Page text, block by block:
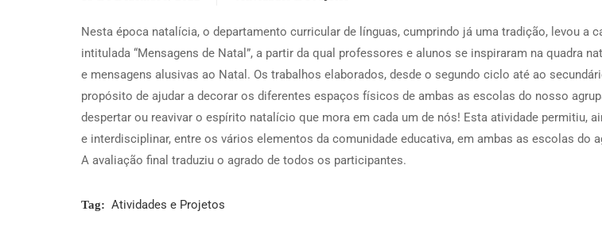
Nesta época natalícia, o departamento curricular de línguas, cumprindo já uma tradição, levou a
intitulada “Mensagens de Natal”, a partir da qual professores e alunos se inspiraram na quadra
e mensagens alusivas ao Natal. Os trabalhos elaborados, desde o segundo ciclo até ao
propósito de ajudar a decorar os diferentes espaços físicos de ambas as escolas do nosso
despertar ou reavivar o espírito natalício que mora em cada um de nós! Esta atividade permitiu,
e interdisciplinar, entre os vários elementos da comunidade educativa, em ambas as escolas do
A avaliação final traduziu o agrado de todos os participantes.
Tag: Atividades e Projetos